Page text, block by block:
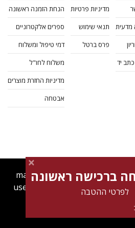
מדעית
יד
מדיניות פרטיות
תנאי שימוש
פרס ברטל
הנחת הזמנה ראשונה
ספרים אלקטרוניים
דמי טיפול ומשלוח
משלוח לחו"ל
מדיניות החזרת מוצרים
אבטחה
magnespress.co.il uses
user experience. Using this
Find out more about
לפרטי ההטבה